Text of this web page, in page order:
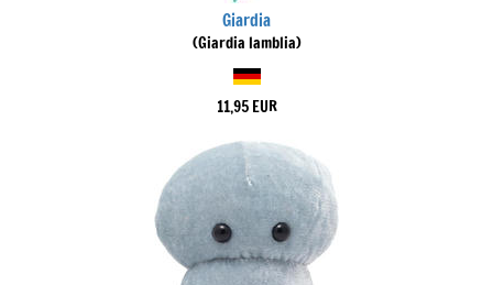
Giardia
(Giardia lamblia)
11,95 EUR